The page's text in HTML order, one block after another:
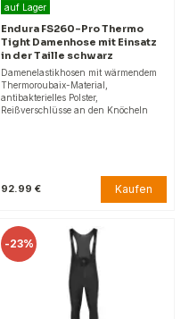
auf Lager
Endura FS260-Pro Thermo
Tight Damenhose mit Einsatz
in der Taille schwarz
Damenelastikhosen mit wärmendem
Thermoroubaix-Material,
antibakterielles Polster,
Reißverschlüsse an den Knöcheln
92.99 € Kaufen
-23%